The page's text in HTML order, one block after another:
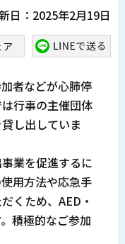
日：2025年2月19日
者などが心肺停
行事の主催団体
し出していま
業を促進するに
用方法や応急手
くため、AED・
積極的なご参加